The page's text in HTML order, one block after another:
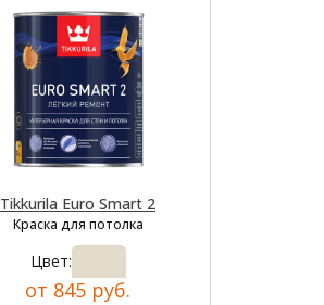
Tikkurila Euro Smart 2
Краска для потолка
Цвет:
от 845 руб.